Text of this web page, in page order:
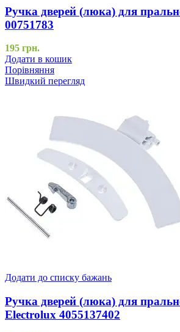
Ручка дверей (люка) для
00751783
195 грн.
Додати в кошик
Порівняння
Швидкий перегляд
Додати до списку бажань
Ручка дверей (люка) для
Electrolux 4055137402